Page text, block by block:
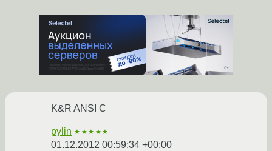
K&R ANSI C
pylin ★★★★★
01.12.2012 00:59:34 +00:00